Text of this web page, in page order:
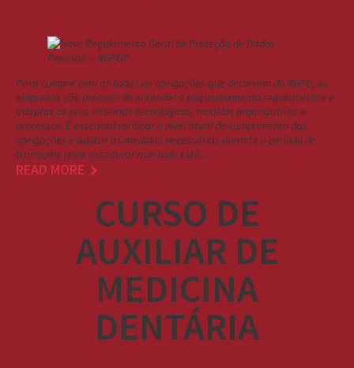
Para cumprir com as todas as obrigações que decorrem do RGPD, as
empresas vão precisar de entender o enquadramento regulamentar e
adaptar os seus sistemas tecnológicos, modelos organizativos e
processos. É essencial verificar o nível atual de cumprimento das
obrigações e adotar as medidas necessárias durante o período de
transição, para assegurar que tudo está…
READ MORE
CURSO DE
AUXILIAR DE
MEDICINA
DENTÁRIA